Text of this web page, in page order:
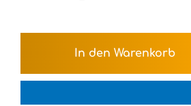
In den Warenkorb